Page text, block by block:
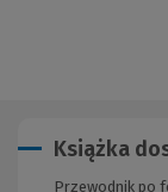
Książka
Przewodnik po